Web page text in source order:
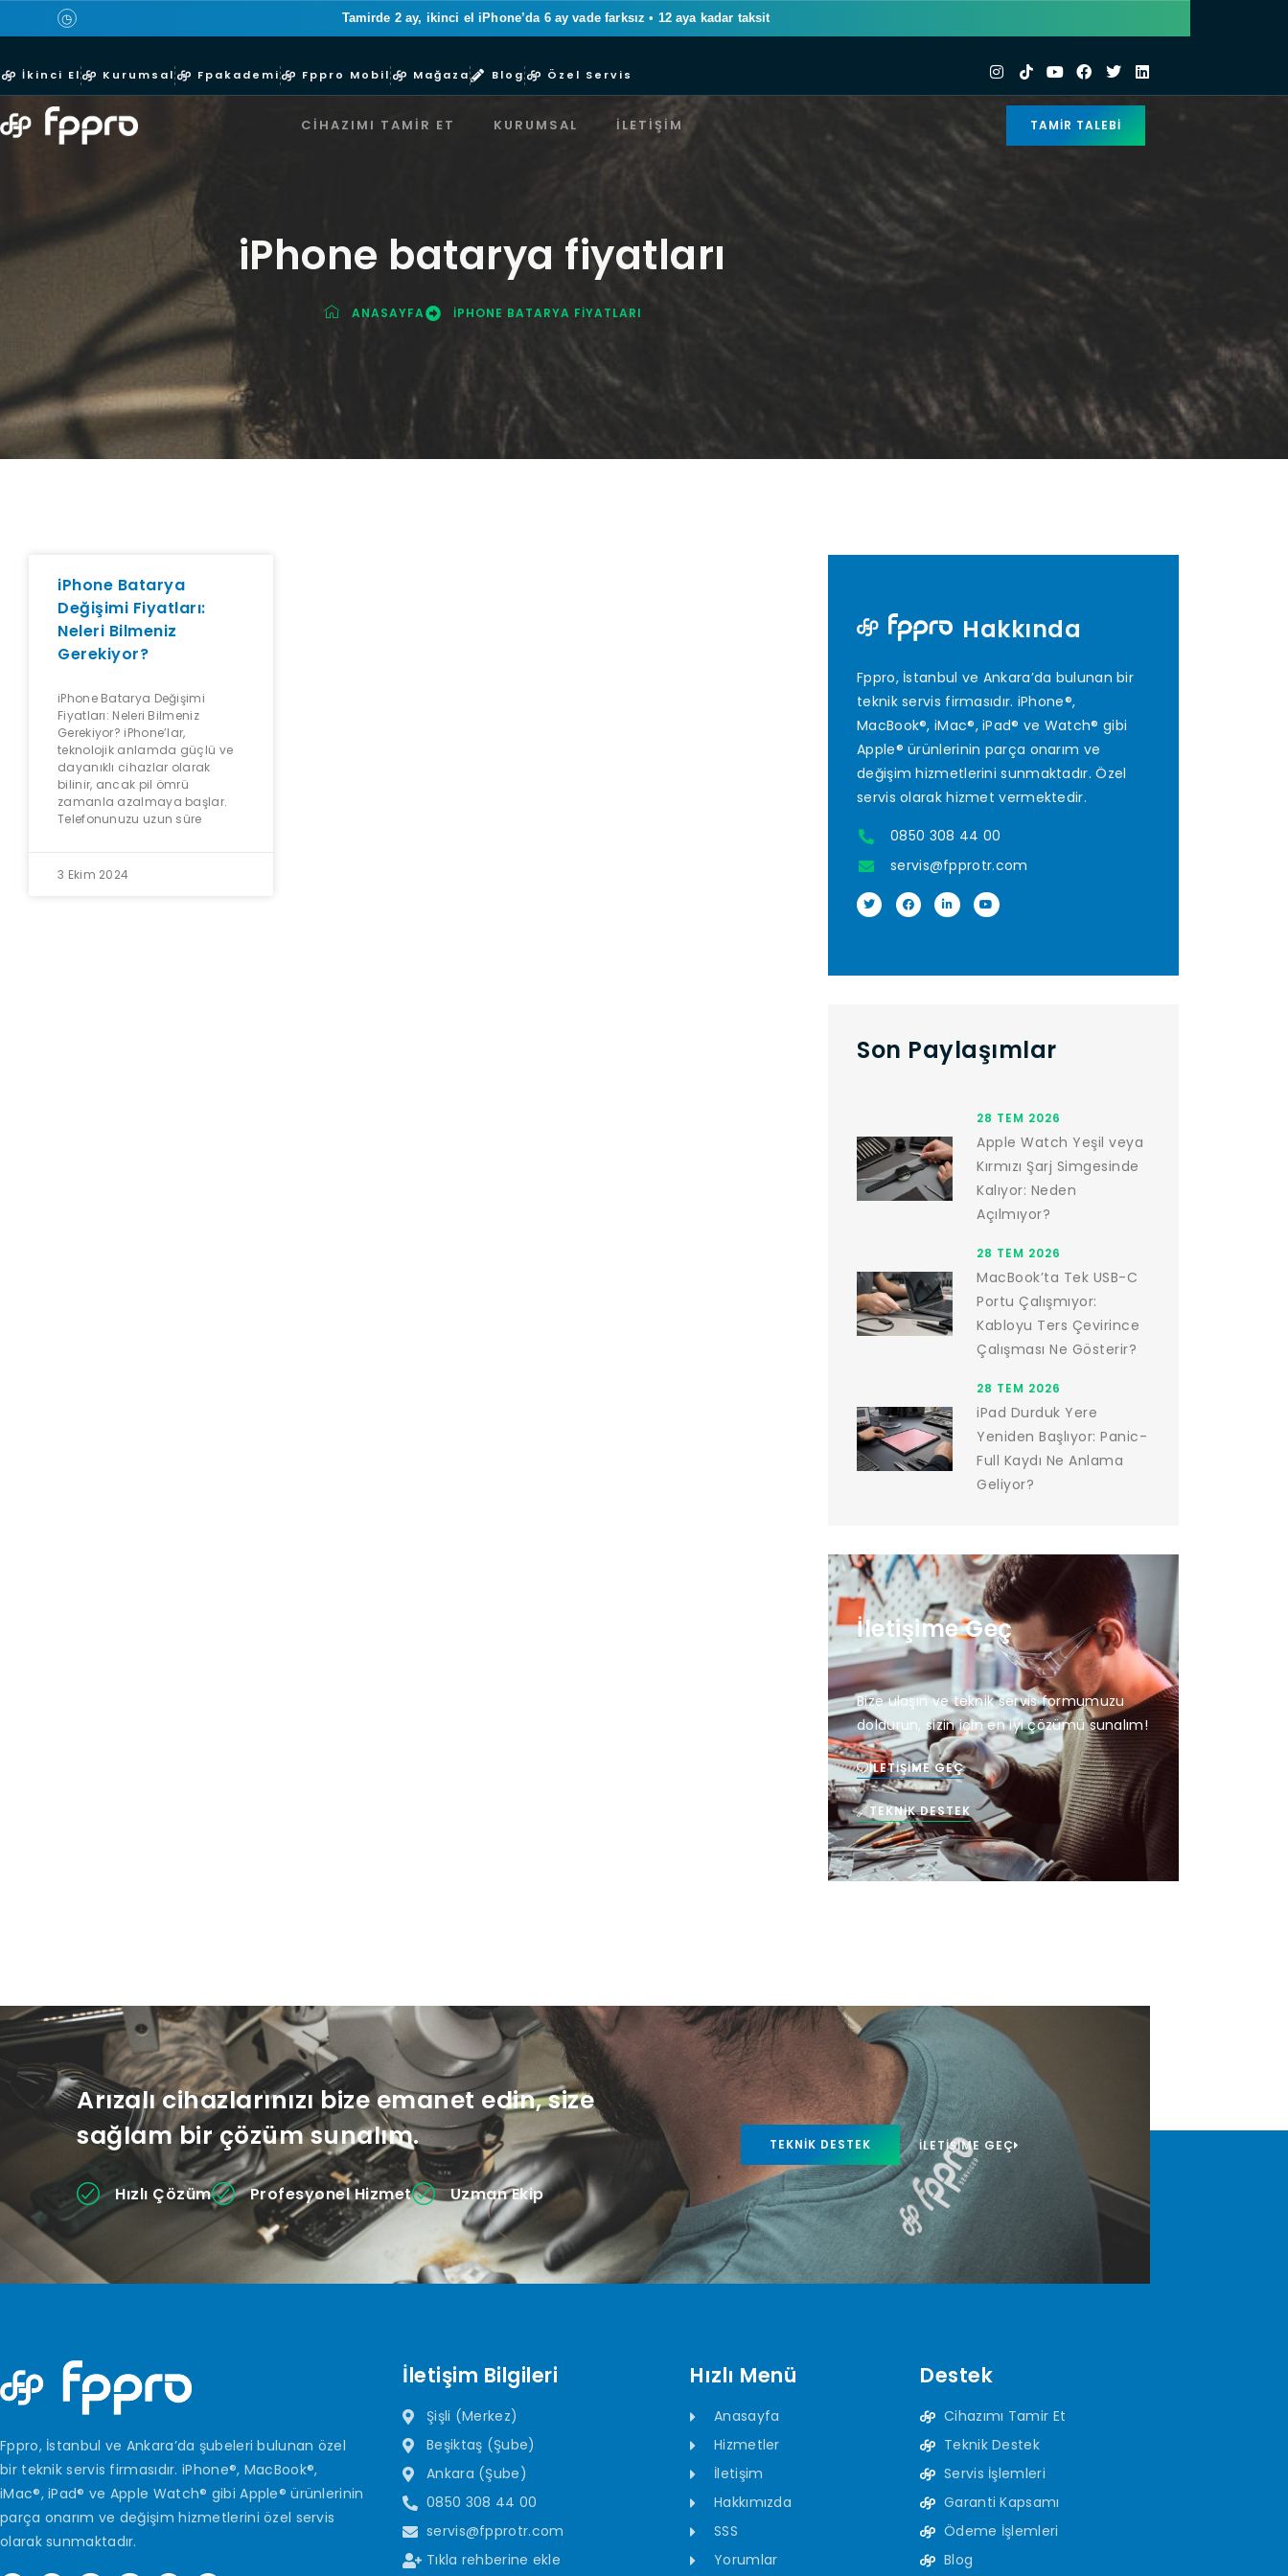
◷ Tamirde 2 ay, ikinci el iPhone’da 6 ay vade farksız • 12 aya kadar taksit
İkinci El Kurumsal Fpakademi Fppro Mobil Mağaza Blog Özel Servis
CIHAZIMI TAMIR ET KURUMSAL İLETIŞIM TAMIR TALEBI
iPhone batarya fiyatları
ANASAYFA IPHONE BATARYA FIYATLARI
iPhone Batarya
Değişimi Fiyatları:
Neleri Bilmeniz
Gerekiyor?
iPhone Batarya Değişimi
Fiyatları: Neleri Bilmeniz
Gerekiyor? iPhone’lar,
teknolojik anlamda güçlü ve
dayanıklı cihazlar olarak
bilinir, ancak pil ömrü
zamanla azalmaya başlar.
Telefonunuzu uzun süre
3 Ekim 2024
Hakkında
Fppro, İstanbul ve Ankara’da bulunan bir
teknik servis firmasıdır. iPhone®,
MacBook®, iMac®, iPad® ve Watch® gibi
Apple® ürünlerinin parça onarım ve
değişim hizmetlerini sunmaktadır. Özel
servis olarak hizmet vermektedir.
0850 308 44 00
servis@fpprotr.com
Son Paylaşımlar
28 TEM 2026
Apple Watch Yeşil veya
Kırmızı Şarj Simgesinde
Kalıyor: Neden
Açılmıyor?
28 TEM 2026
MacBook’ta Tek USB-C
Portu Çalışmıyor:
Kabloyu Ters Çevirince
Çalışması Ne Gösterir?
28 TEM 2026
iPad Durduk Yere
Yeniden Başlıyor: Panic-
Full Kaydı Ne Anlama
Geliyor?
İletişime Geç
Bize ulaşın ve teknik servis formumuzu
doldurun, sizin için en iyi çözümü sunalım!
İLETIŞIME GEÇ
TEKNIK DESTEK
Arızalı cihazlarınızı bize emanet edin, size
sağlam bir çözüm sunalım.
Hızlı Çözüm Profesyonel Hizmet Uzman Ekip
TEKNIK DESTEK İLETIŞIME GEÇ
Fppro, İstanbul ve Ankara’da şubeleri bulunan özel
bir teknik servis firmasıdır. iPhone®, MacBook®,
iMac®, iPad® ve Apple Watch® gibi Apple® ürünlerinin
parça onarım ve değişim hizmetlerini özel servis
olarak sunmaktadır.
İletişim Bilgileri
Şişli (Merkez)
Beşiktaş (Şube)
Ankara (Şube)
0850 308 44 00
servis@fpprotr.com
Tıkla rehberine ekle
Hızlı Menü
Anasayfa
Hizmetler
İletişim
Hakkımızda
SSS
Yorumlar
Destek
Cihazımı Tamir Et
Teknik Destek
Servis İşlemleri
Garanti Kapsamı
Ödeme İşlemleri
Blog